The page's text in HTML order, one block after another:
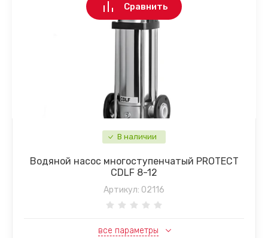
В наличии
Водяной насос многоступенчатый PROTECT
CDLF 8-12
Артикул: 02116
все параметры
Сравнить